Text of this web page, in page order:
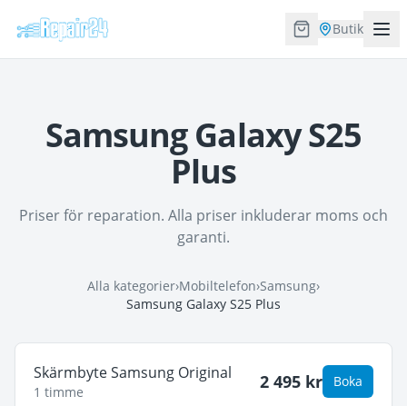
Butik
Samsung Galaxy S25
Plus
Priser för reparation. Alla priser inkluderar moms och
garanti.
Alla kategorier›Mobiltelefon›Samsung›
Samsung Galaxy S25 Plus
Skärmbyte Samsung Original
1 timme 2 495 kr Boka